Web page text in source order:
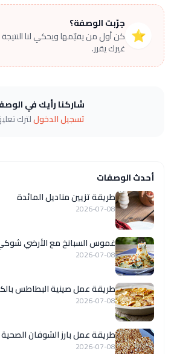
⭐
جرّبت الوصفة؟
كن أول من يقيّمها ويحكي لنا
غيرك يقرر.
شاركنا رأيك في
تسجيل الدخوللترك
أحدث الوصفات
طريقة تزيين مناديل المائدة
2026-07-08
غموس السبانخ مع الأرضي
2026-07-08
طريقة عمل صينية البطاطس
2026-07-08
طريقة عمل بارز الشوفان الصحية
2026-07-08